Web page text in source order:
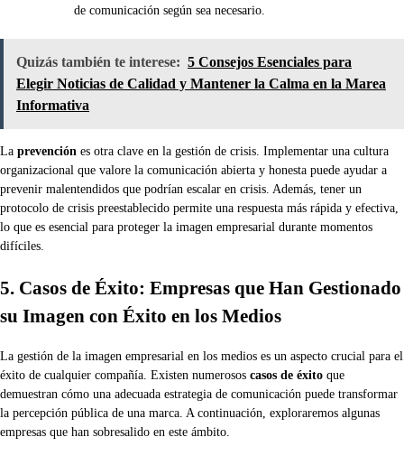
de comunicación según sea necesario.
Quizás también te interese: 5 Consejos Esenciales para
Elegir Noticias de Calidad y Mantener la Calma en la Marea
Informativa
La prevención es otra clave en la gestión de crisis. Implementar una cultura
organizacional que valore la comunicación abierta y honesta puede ayudar a
prevenir malentendidos que podrían escalar en crisis. Además, tener un
protocolo de crisis preestablecido permite una respuesta más rápida y efectiva,
lo que es esencial para proteger la imagen empresarial durante momentos
difíciles.
5. Casos de Éxito: Empresas que Han Gestionado
su Imagen con Éxito en los Medios
La gestión de la imagen empresarial en los medios es un aspecto crucial para el
éxito de cualquier compañía. Existen numerosos casos de éxito que
demuestran cómo una adecuada estrategia de comunicación puede transformar
la percepción pública de una marca. A continuación, exploraremos algunas
empresas que han sobresalido en este ámbito.